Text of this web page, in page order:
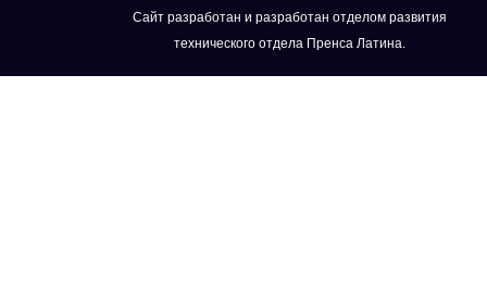
Сайт разработан и разработан отделом развития
технического отдела Пренса Латина.